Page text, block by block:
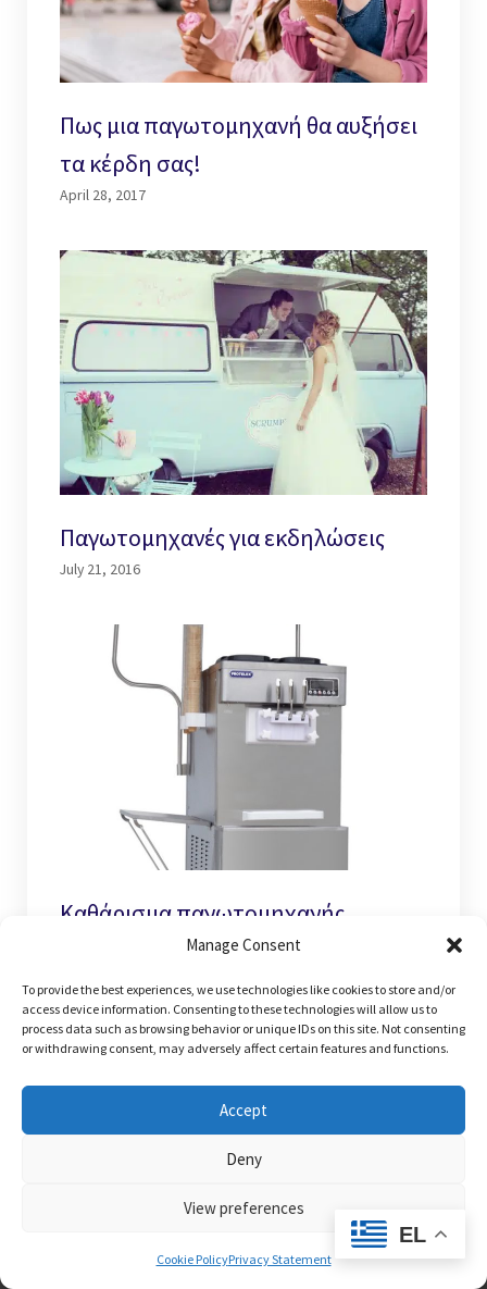
Manage Consent
To provide the best experiences, we use technologies like cookies to store and/or
access device information. Consenting to these technologies will allow us to
process data such as browsing behavior or unique IDs on this site. Not consenting
or withdrawing consent, may adversely affect certain features and functions.
Accept
Deny
View preferences
Cookie PolicyPrivacy Statement
Πως μια παγωτομηχανή θα αυξήσει
τα κέρδη σας!
April 28, 2017
Παγωτομηχανές για εκδηλώσεις
July 21, 2016
Καθάρισμα παγωτομηχανής
FrozenBAR / Protelex
March 16, 2016
Create your free
EL